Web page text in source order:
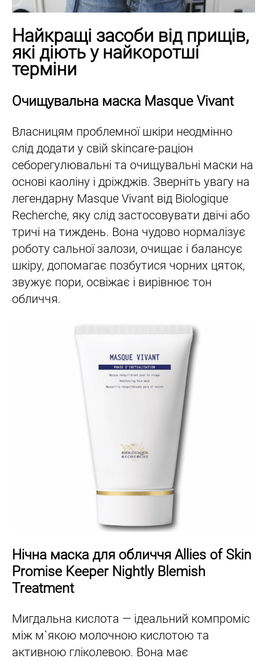
Найкращі засоби від прищів,
які діють у найкоротші
терміни
Очищувальна маска Masque Vivant
Власницям проблемної шкіри неодмінно
слід додати у свій skincare-раціон
себорегулювальні та очищувальні маски на
основі каоліну і дріжджів. Зверніть увагу на
легендарну Masque Vivant від Biologique
Recherche, яку слід застосовувати двічі або
тричі на тиждень. Вона чудово нормалізує
роботу сальної залози, очищає і балансує
шкіру, допомагає позбутися чорних цяток,
звужує пори, освіжає і вирівнює тон
обличчя.
Нічна маска для обличчя Allies of Skin
Promise Keeper Nightly Blemish
Treatment
Мигдальна кислота — ідеальний компроміс
між м`якою молочною кислотою та
активною гліколевою. Вона має